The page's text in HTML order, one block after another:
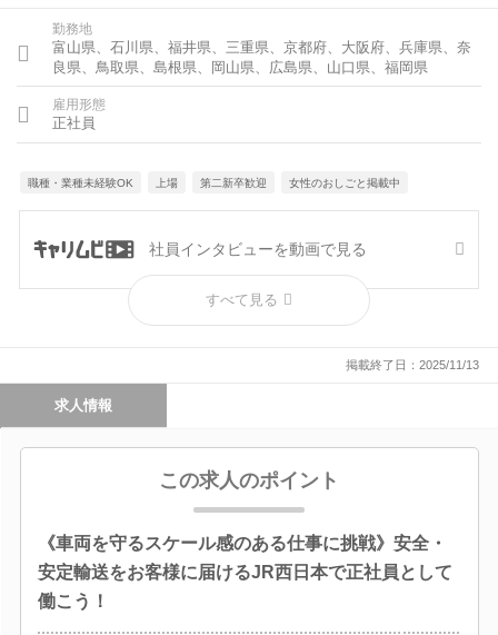
勤務地
富山県、石川県、福井県、三重県、京都府、大阪府、兵庫県、奈
良県、鳥取県、島根県、岡山県、広島県、山口県、福岡県
雇用形態
正社員
職種・業種未経験OK 上場 第二新卒歓迎 女性のおしごと掲載中
社員インタビューを動画で見る
出展決定！
すべて見る
掲載終了日：2025/11/13
求人情報
この求人のポイント
《車両を守るスケール感のある仕事に挑戦》安全・
安定輸送をお客様に届けるJR西日本で正社員として
働こう！